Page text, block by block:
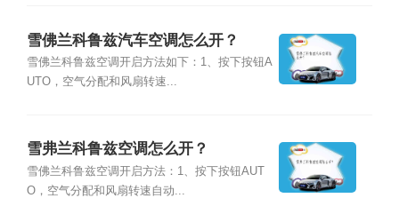
雪佛兰科鲁兹汽车空调怎么开？
雪佛兰科鲁兹空调开启方法如下：1、按下按钮A
UTO，空气分配和风扇转速...
雪弗兰科鲁兹空调怎么开？
雪佛兰科鲁兹空调开启方法：1、按下按钮AUT
O，空气分配和风扇转速自动...